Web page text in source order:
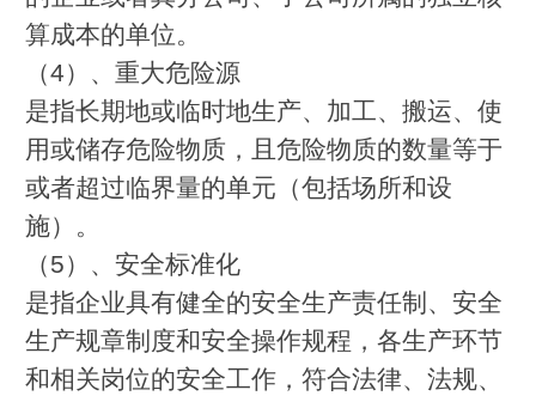
算成本的单位。
（4）、重大危险源
是指长期地或临时地生产、加工、搬运、使
用或储存危险物质，且危险物质的数量等于
或者超过临界量的单元（包括场所和设
施）。
（5）、安全标准化
是指企业具有健全的安全生产责任制、安全
生产规章制度和安全操作规程，各生产环节
和相关岗位的安全工作，符合法律、法规、